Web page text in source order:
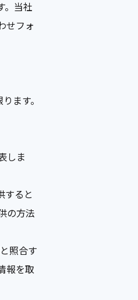
。当社
せフォ
ます。
しま
すると
の方法
照合す
報を取